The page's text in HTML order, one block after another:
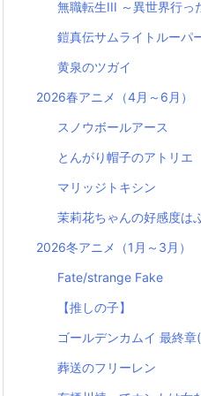
無職転生III ～異世界行っ
鎧真伝サムライトルーパ
黄泉のツガイ
2026春アニメ（4月～6月）
スノウボールアース
とんがり帽子のアトリエ
マリッジトキシン
茉莉花ちゃんの好感度は
2026冬アニメ（1月～3月）
Fate/strange Fake
【推しの子】
ゴールデンカムイ 最終章
葬送のフリーレン